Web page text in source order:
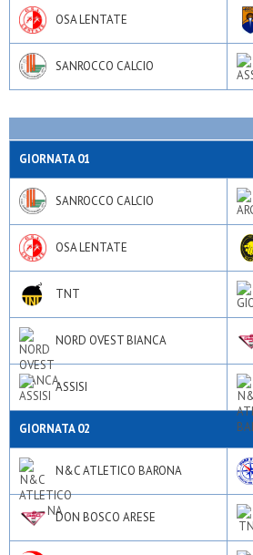
OSA LENTATE
SANROCCO CALCIO
GIORNATA 01
SANROCCO CALCIO
OSA LENTATE
TNT
NORD OVEST BIANCA
ASSISI
GIORNATA 02
N&C ATLETICO BARONA
DON BOSCO ARESE